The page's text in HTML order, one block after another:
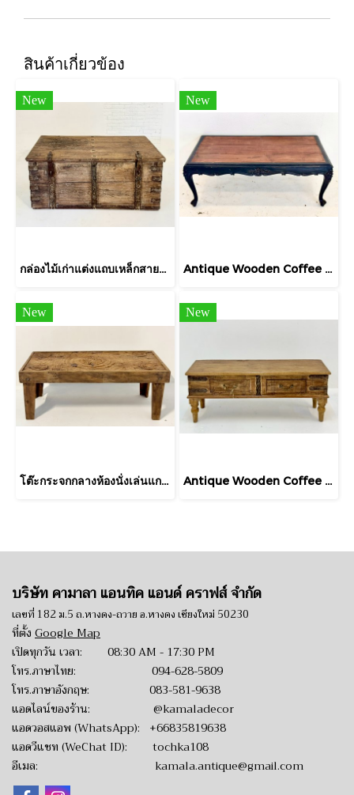
สินค้าเกี่ยวข้อง
New
กล่องไม้เก่าแต่งแถบเหล็กสายยูมือจับเหล็ก
New
Antique Wooden Coffee Table
New
โต๊ะกระจกกลางห้องนั่งเล่นแกะสลักลายทรงกลม
New
Antique Wooden Coffee Table
บริษัท คามาลา แอนทิค แอนด์ คราฟส์ จำกัด
เลขที่ 182 ม.5 ถ.หางดง-ถวาย อ.หางดง เชียงใหม่ 50230
ที่ตั้ง Google Map
เปิดทุกวัน เวลา: 08:30 AM - 17:30 PM
โทร.ภาษาไทย: 094-628-5809
โทร.ภาษาอังกฤษ: 083-581-9638
แอดไลน์ของร้าน: @kamaladecor
แอดวอสแอพ (WhatsApp): +66835819638
แอดวีแชท (WeChat ID): tochka108
อีเมล: kamala.antique@gmail.com